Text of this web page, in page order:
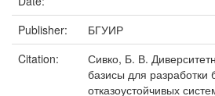
Publisher:
БГУИР
Citation:
Сивко, Б. В.
базисы для разработки
отказоустойчивых